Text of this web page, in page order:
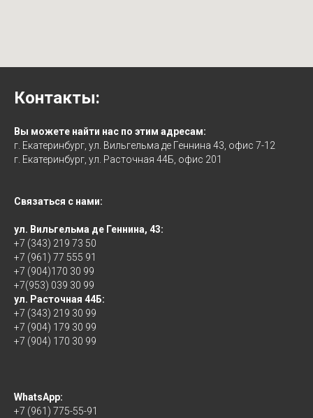
Контакты:
Вы можете найти нас по этим адресам:
г. Екатеринбург, ул. Вильгельма де Геннина 43, офис 7-12
г. Екатеринбург, ул. Расточная 44Б, офис 201
Связаться с нами:
ул. Вильгельма де Геннина, 43:
+7 (343) 219 73 50
+7 (961) 77 555 91
+7 (904)170 30 99
+7(953) 039 30 99
ул. Расточная 44Б:
+7 (343) 219 30 99
+7 (904) 179 30 99
+7 (904) 170 30 99
WhatsApp:
+7 (961) 775-55-91